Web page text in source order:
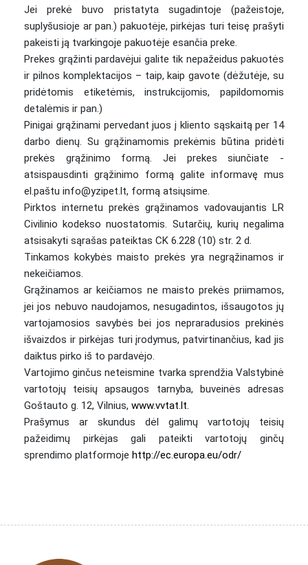
Jei prekė buvo pristatyta sugadintoje (pažeistoje,
suplyšusioje ar pan.) pakuotėje, pirkėjas turi teisę prašyti
pakeisti ją tvarkingoje pakuotėje esančia preke.
Prekes grąžinti pardavėjui galite tik nepažeidus pakuotės
ir pilnos komplektacijos – taip, kaip gavote (dėžutėje, su
pridėtomis etiketėmis, instrukcijomis, papildomomis
detalėmis ir pan.)
Pinigai grąžinami pervedant juos į kliento sąskaitą per 14
darbo dienų. Su grąžinamomis prekėmis būtina pridėti
prekės grąžinimo formą. Jei prekes siunčiate -
atsispausdinti grąžinimo formą galite informavę mus
el.paštu info@yzipet.lt, formą atsiųsime.
Pirktos internetu prekės grąžinamos vadovaujantis LR
Civilinio kodekso nuostatomis. Sutarčių, kurių negalima
atsisakyti sąrašas pateiktas CK 6.228 (10) str. 2 d.
Tinkamos kokybės maisto prekės yra negrąžinamos ir
nekeičiamos.
Grąžinamos ar keičiamos ne maisto prekės priimamos,
jei jos nebuvo naudojamos, nesugadintos, išsaugotos jų
vartojamosios savybės bei jos nepraradusios prekinės
išvaizdos ir pirkėjas turi įrodymus, patvirtinančius, kad jis
daiktus pirko iš to pardavėjo.
Vartojimo ginčus neteismine tvarka sprendžia Valstybinė
vartotojų teisių apsaugos tarnyba, buveinės adresas
Goštauto g. 12, Vilnius, www.vvtat.lt.
Prašymus ar skundus dėl galimų vartotojų teisių
pažeidimų pirkėjas gali pateikti vartotojų ginčų
sprendimo platformoje http://ec.europa.eu/odr/